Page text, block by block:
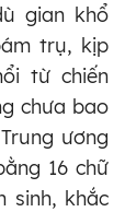
gian khổ
trụ, kịp
từ chiến
chưa bao
ương
16 chữ
sinh, khắc